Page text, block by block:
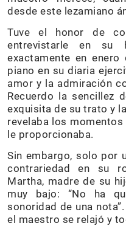
desde este lezamiano
Tuve el honor de
entrevistarle en
exactamente en
piano en su diaria
amor y la admiración
Recuerdo la sencillez
exquisita de su trato y
revelaba los
le proporcionaba.
Sin embargo, solo por
contrariedad en su
Martha, madre de su
muy bajo: “No ha
sonoridad de una
el maestro se relajó y